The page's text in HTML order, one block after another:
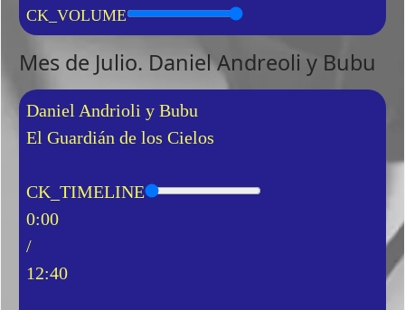
CK_VOLUME
Mes de Julio. Daniel Andreoli y Bubu
Daniel Andrioli y Bubu
El Guardián de los Cielos
CK_TIMELINE
0:00
/
12:40